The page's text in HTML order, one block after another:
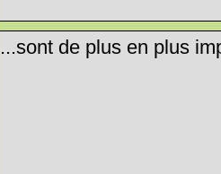
...sont de plus en plus